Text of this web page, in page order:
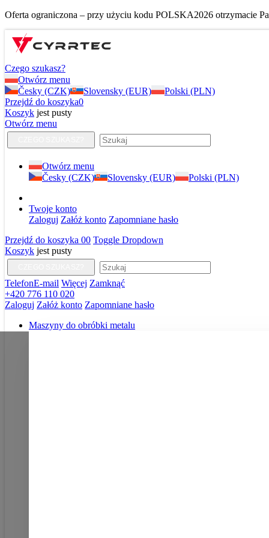
Oferta ograniczona – przy użyciu kodu POLSKA2026 otrzymacie
Czego szukasz?
Otwórz menu
Česky (CZK)
Slovensky (EUR)
Polski (PLN)
Przejdź do koszyka0
Koszyk jest pusty
Otwórz menu
Otwórz menu
Česky (CZK)
Slovensky (EUR) Polski (PLN)
Twoje konto
Zaloguj Załóż konto Zapomniane hasło
Przejdź do koszyka 00 Toggle Dropdown
Koszyk jest pusty
TelefonE-mail Więcej Zamknąć
+420 776 110 020
Zaloguj Załóż konto Zapomniane hasło
Maszyny do obróbki metalu